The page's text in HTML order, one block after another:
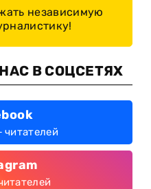
независимую
В СОЦСЕТЯХ
читателей